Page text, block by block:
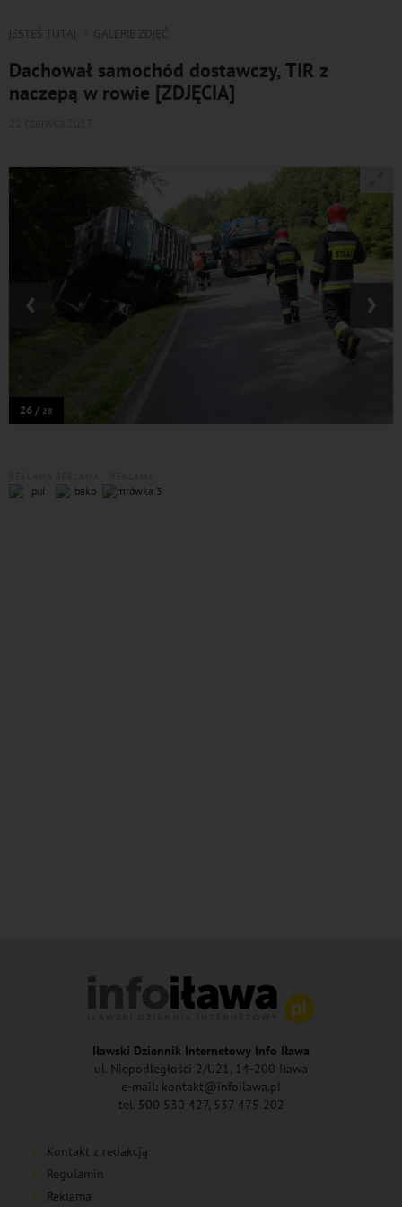
JESTEŚ TUTAJ GALERIE ZDJĘĆ
Dachował samochód dostawczy, TIR z
naczepą w rowie [ZDJĘCIA]
26 / 28
‹ ›
Iławski Dziennik Internetowy Info Iława
ul. Niepodległości 2/U21, 14-200 Iława
e-mail: kontakt@infoilawa.pl
tel. 500 530 427, 537 475 202
Kontakt z redakcją
Regulamin
Reklama